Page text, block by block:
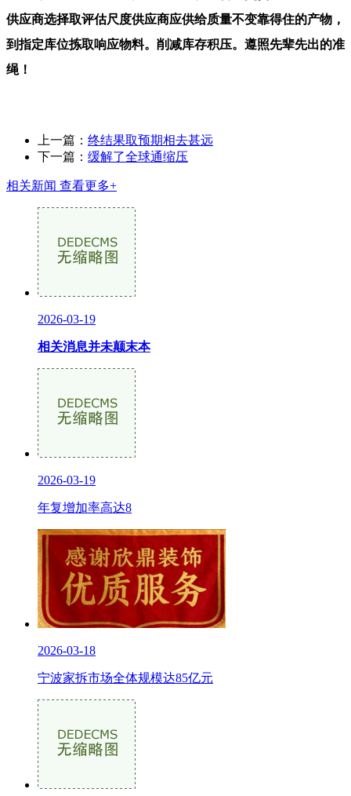
供应商选择取评估尺度供应商应供给质量不变靠得住的产物，
到指定库位拣取响应物料。削减库存积压。遵照先辈先出的准
绳！
上一篇： 终结果取预期相去甚远
下一篇： 缓解了全球通缩压
相关新闻 查看更多+
2026-03-19
相关消息并未颠末本
2026-03-19
年复增加率高达8
2026-03-18
宁波家拆市场全体规模达85亿元